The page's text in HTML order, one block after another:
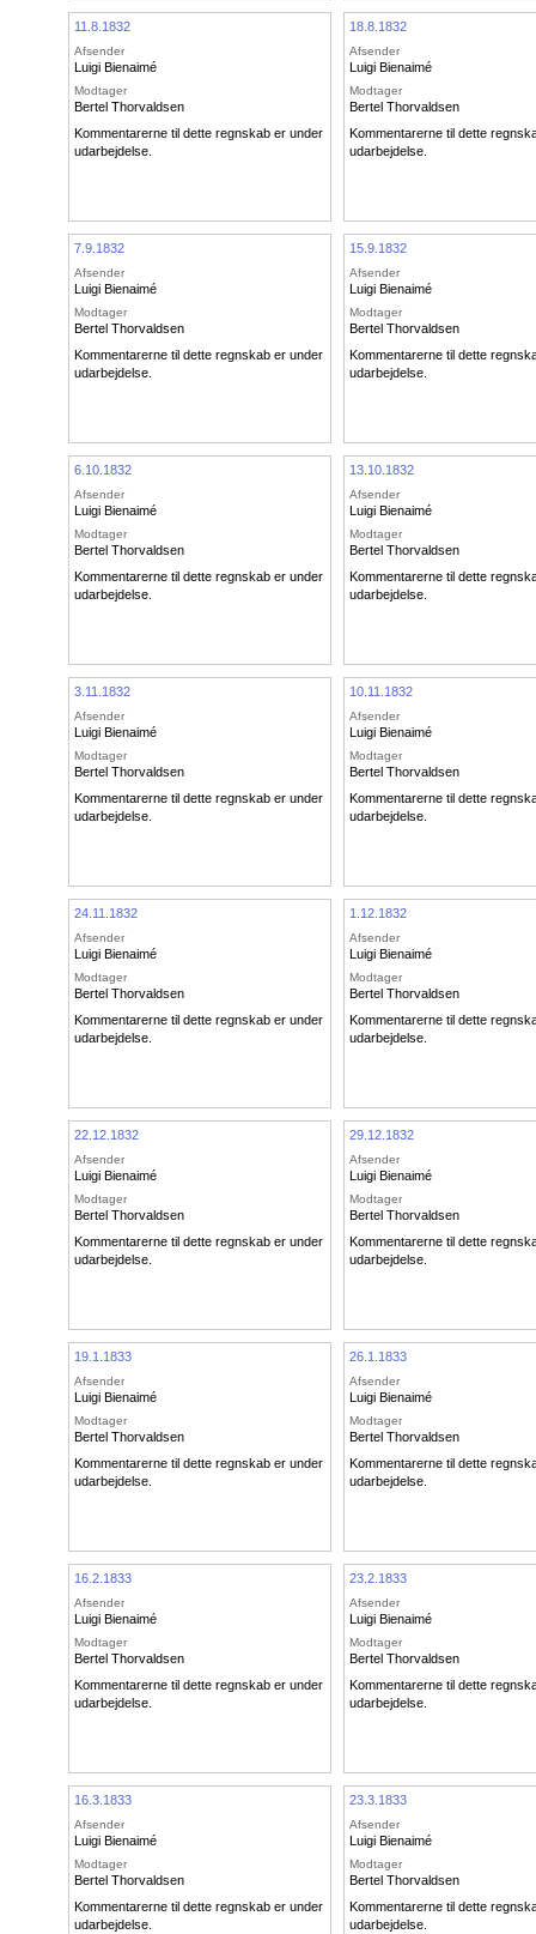
11.8.1832
Afsender
Luigi Bienaimé
Modtager
Bertel Thorvaldsen
Kommentarerne til dette regnskab er under
udarbejdelse.
18.8.1832
Afsender
Luigi Bienaimé
Modtager
Bertel Thorvaldsen
Kommentarerne til dette
udarbejdelse.
7.9.1832
Afsender
Luigi Bienaimé
Modtager
Bertel Thorvaldsen
Kommentarerne til dette regnskab er under
udarbejdelse.
15.9.1832
Afsender
Luigi Bienaimé
Modtager
Bertel Thorvaldsen
Kommentarerne til dette
udarbejdelse.
6.10.1832
Afsender
Luigi Bienaimé
Modtager
Bertel Thorvaldsen
Kommentarerne til dette regnskab er under
udarbejdelse.
13.10.1832
Afsender
Luigi Bienaimé
Modtager
Bertel Thorvaldsen
Kommentarerne til dette
udarbejdelse.
3.11.1832
Afsender
Luigi Bienaimé
Modtager
Bertel Thorvaldsen
Kommentarerne til dette regnskab er under
udarbejdelse.
10.11.1832
Afsender
Luigi Bienaimé
Modtager
Bertel Thorvaldsen
Kommentarerne til dette
udarbejdelse.
24.11.1832
Afsender
Luigi Bienaimé
Modtager
Bertel Thorvaldsen
Kommentarerne til dette regnskab er under
udarbejdelse.
1.12.1832
Afsender
Luigi Bienaimé
Modtager
Bertel Thorvaldsen
Kommentarerne til dette
udarbejdelse.
22.12.1832
Afsender
Luigi Bienaimé
Modtager
Bertel Thorvaldsen
Kommentarerne til dette regnskab er under
udarbejdelse.
29.12.1832
Afsender
Luigi Bienaimé
Modtager
Bertel Thorvaldsen
Kommentarerne til dette
udarbejdelse.
19.1.1833
Afsender
Luigi Bienaimé
Modtager
Bertel Thorvaldsen
Kommentarerne til dette regnskab er under
udarbejdelse.
26.1.1833
Afsender
Luigi Bienaimé
Modtager
Bertel Thorvaldsen
Kommentarerne til dette
udarbejdelse.
16.2.1833
Afsender
Luigi Bienaimé
Modtager
Bertel Thorvaldsen
Kommentarerne til dette regnskab er under
udarbejdelse.
23.2.1833
Afsender
Luigi Bienaimé
Modtager
Bertel Thorvaldsen
Kommentarerne til dette
udarbejdelse.
16.3.1833
Afsender
Luigi Bienaimé
Modtager
Bertel Thorvaldsen
Kommentarerne til dette regnskab er under
udarbejdelse.
23.3.1833
Afsender
Luigi Bienaimé
Modtager
Bertel Thorvaldsen
Kommentarerne til dette
udarbejdelse.